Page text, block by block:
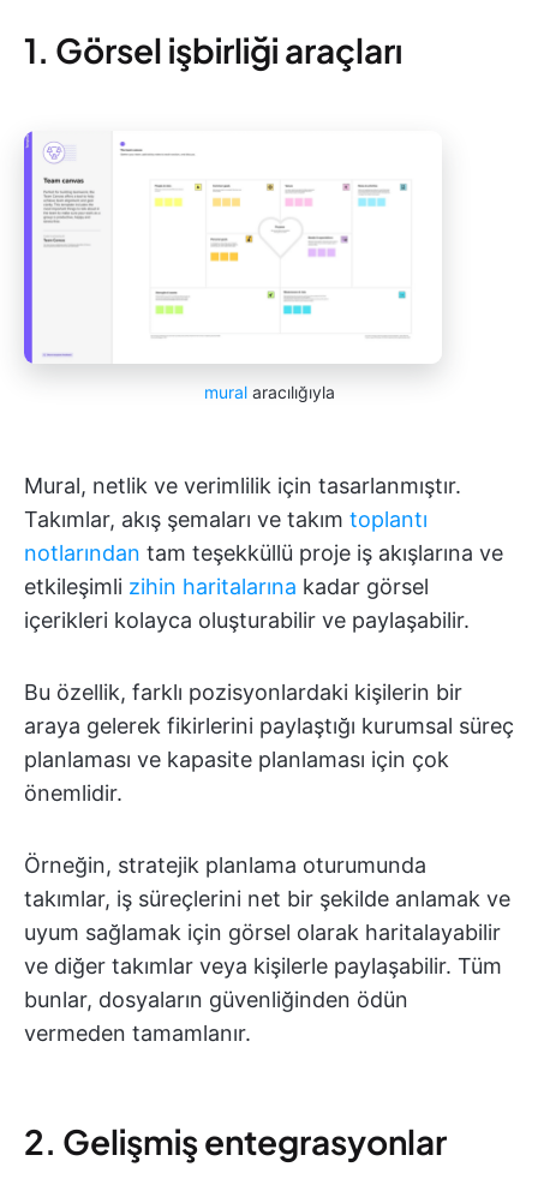
1. Görsel işbirliği araçları
muralaracılığıyla
Mural, netlik ve verimlilik için tasarlanmıştır.
Takımlar, akış şemaları ve takım toplantı
notlarından tam teşekküllü proje iş akışlarına ve
etkileşimli zihin haritalarına kadar görsel
içerikleri kolayca oluşturabilir ve paylaşabilir.
Bu özellik, farklı pozisyonlardaki kişilerin bir
araya gelerek fikirlerini paylaştığı kurumsal süreç
planlaması ve kapasite planlaması için çok
önemlidir.
Örneğin, stratejik planlama oturumunda
takımlar, iş süreçlerini net bir şekilde anlamak ve
uyum sağlamak için görsel olarak haritalayabilir
ve diğer takımlar veya kişilerle paylaşabilir. Tüm
bunlar, dosyaların güvenliğinden ödün
vermeden tamamlanır.
2. Gelişmiş entegrasyonlar